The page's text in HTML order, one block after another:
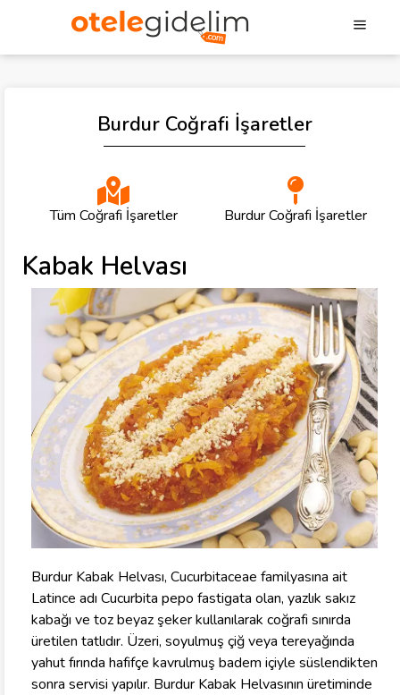
Burdur Coğrafi İşaretler
Tüm Coğrafi İşaretler Burdur Coğrafi İşaretler
Kabak Helvası
Burdur Kabak Helvası, Cucurbitaceae familyasına ait
Latince adı Cucurbita pepo fastigata olan, yazlık sakız
kabağı ve toz beyaz şeker kullanılarak coğrafi sınırda
üretilen tatlıdır. Üzeri, soyulmuş çiğ veya tereyağında
yahut fırında hafifçe kavrulmuş badem içiyle süslendikten
sonra servisi yapılır. Burdur Kabak Helvasının üretiminde